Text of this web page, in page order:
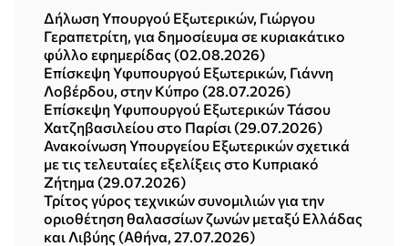
Δήλωση Υπουργού Εξωτερικών, Γιώργου
Γεραπετρίτη, για δημοσίευμα σε κυριακάτικο
φύλλο εφημερίδας (02.08.2026)
Επίσκεψη Υφυπουργού Εξωτερικών, Γιάννη
Λοβέρδου, στην Κύπρο (28.07.2026)
Επίσκεψη Υφυπουργού Εξωτερικών Τάσου
Χατζηβασιλείου στο Παρίσι (29.07.2026)
Ανακοίνωση Υπουργείου Εξωτερικών σχετικά
με τις τελευταίες εξελίξεις στο Κυπριακό
Ζήτημα (29.07.2026)
Τρίτος γύρος τεχνικών συνομιλιών για την
οριοθέτηση θαλασσίων ζωνών μεταξύ Ελλάδας
και Λιβύης (Αθήνα, 27.07.2026)